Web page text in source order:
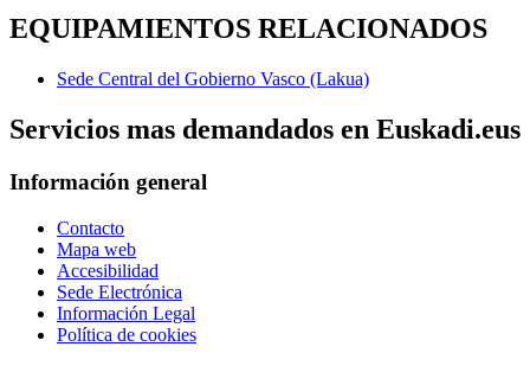
EQUIPAMIENTOS RELACIONADOS
Sede Central del Gobierno Vasco (Lakua)
Servicios mas demandados en Euskadi.eus
Información general
Contacto
Mapa web
Accesibilidad
Sede Electrónica
Información Legal
Política de cookies